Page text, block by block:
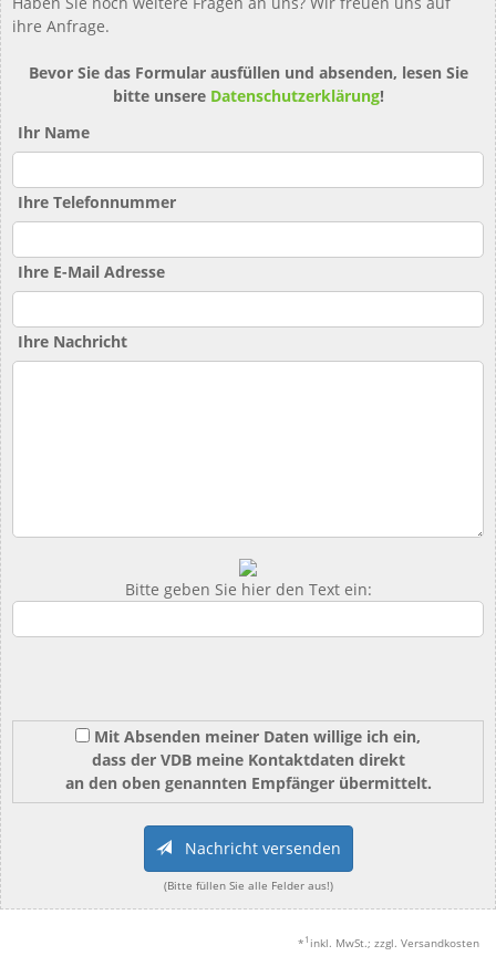
ihre Anfrage.
Bevor Sie das Formular ausfüllen und absenden, lesen Sie
bitte unsere Datenschutzerklärung!
Ihr Name
Ihre Telefonnummer
Ihre E-Mail Adresse
Ihre Nachricht
Bitte geben Sie hier den Text ein:
Mit Absenden meiner Daten willige ich ein,
dass der VDB meine Kontaktdaten direkt
an den oben genannten Empfänger übermittelt.
Nachricht versenden
(Bitte füllen Sie alle Felder aus!)
* 1 inkl. MwSt.; zzgl. Versandkosten